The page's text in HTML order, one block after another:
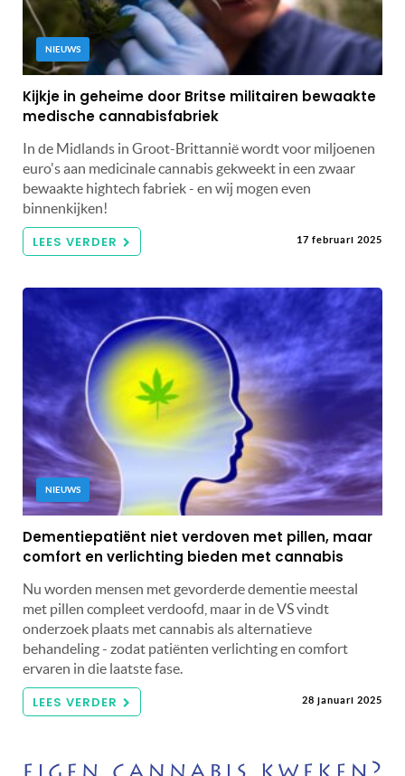
NIEUWS
Kijkje in geheime door Britse militairen bewaakte
medische cannabisfabriek
In de Midlands in Groot-Brittannië wordt voor miljoenen
euro's aan medicinale cannabis gekweekt in een zwaar
bewaakte hightech fabriek - en wij mogen even
binnenkijken!
LEES VERDER 17 februari 2025
NIEUWS
Dementiepatiënt niet verdoven met pillen, maar
comfort en verlichting bieden met cannabis
Nu worden mensen met gevorderde dementie meestal
met pillen compleet verdoofd, maar in de VS vindt
onderzoek plaats met cannabis als alternatieve
behandeling - zodat patiënten verlichting en comfort
ervaren in die laatste fase.
LEES VERDER 28 januari 2025